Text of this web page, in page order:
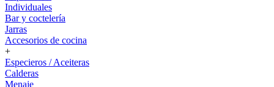
Individuales
Bar y coctelería
Jarras
Accesorios de cocina
+
Especieros / Aceiteras
Calderas
Menaje